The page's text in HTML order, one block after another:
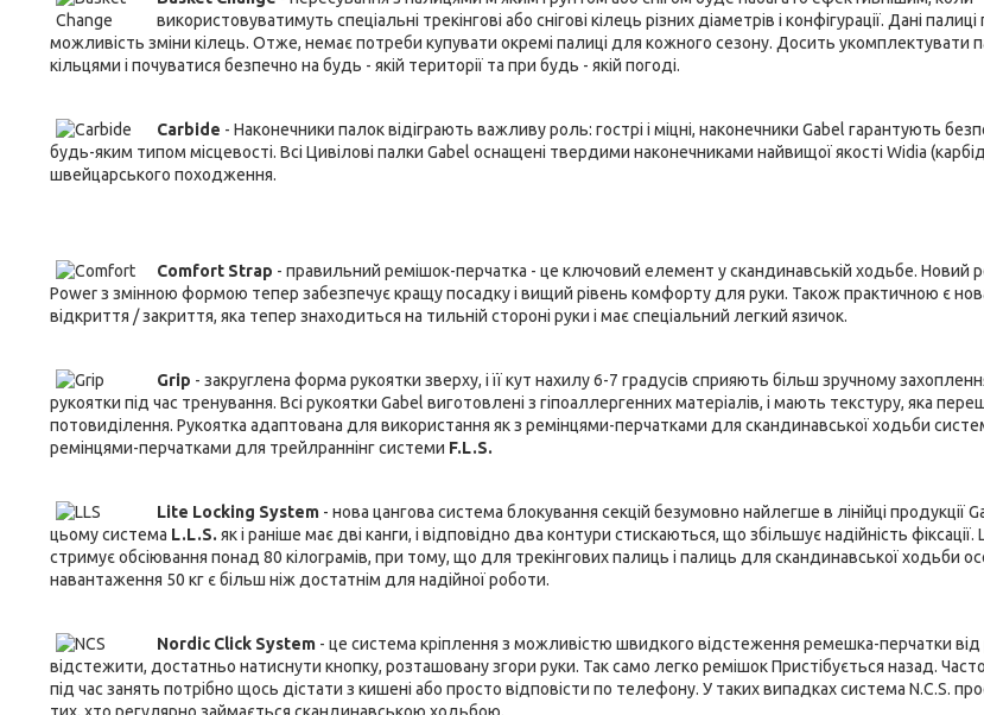
використовуватимуть спеціальні трекінгові або снігові кілець різних діаметрів і конфігурації. Дані
можливість зміни кілець. Отже, немає потреби купувати окремі палиці для кожного сезону. Досить укомплектувати
кільцями і почуватися безпечно на будь - якій території та при будь - якій погоді.
Carbide - Наконечники палок відіграють важливу роль: гострі і міцні, наконечники Gabel гарантують
будь-яким типом місцевості. Всі Цивілові палки Gabel оснащені твердими наконечниками найвищої якості Widia
швейцарського походження.
Comfort Strap - правильний ремішок-перчатка - це ключовий елемент у скандинавській ходьбе. Новий
Power з змінною формою тепер забезпечує кращу посадку і вищий рівень комфорту для руки. Також практичною є
відкриття / закриття, яка тепер знаходиться на тильній стороні руки і має спеціальний легкий язичок.
Grip - закруглена форма рукоятки зверху, і її кут нахилу 6-7 градусів сприяють більш зручному
рукоятки під час тренування. Всі рукоятки Gabel виготовлені з гіпоаллергенних матеріалів, і мають текстуру, яка
потовиділення. Рукоятка адаптована для використання як з ремінцями-перчатками для скандинавської ходьби
ремінцями-перчатками для трейлраннінг системи F.L.S.
Lite Locking System - нова цангова система блокування секцій безумовно найлегше в лінійці продукції
цьому система L.L.S. як і раніше має дві канги, і відповідно два контури стискаються, що збільшує надійність фіксації.
стримує обсіювання понад 80 кілограмів, при тому, що для трекінгових палиць і палиць для скандинавської ходьби
навантаження 50 кг є більш ніж достатнім для надійної роботи.
Nordic Click System - це система кріплення з можливістю швидкого відстеження ремешка-перчатки
відстежити, достатньо натиснути кнопку, розташовану згори руки. Так само легко ремішок Пристібується назад.
під час занять потрібно щось дістати з кишені або просто відповісти по телефону. У таких випадках система N.C.S.